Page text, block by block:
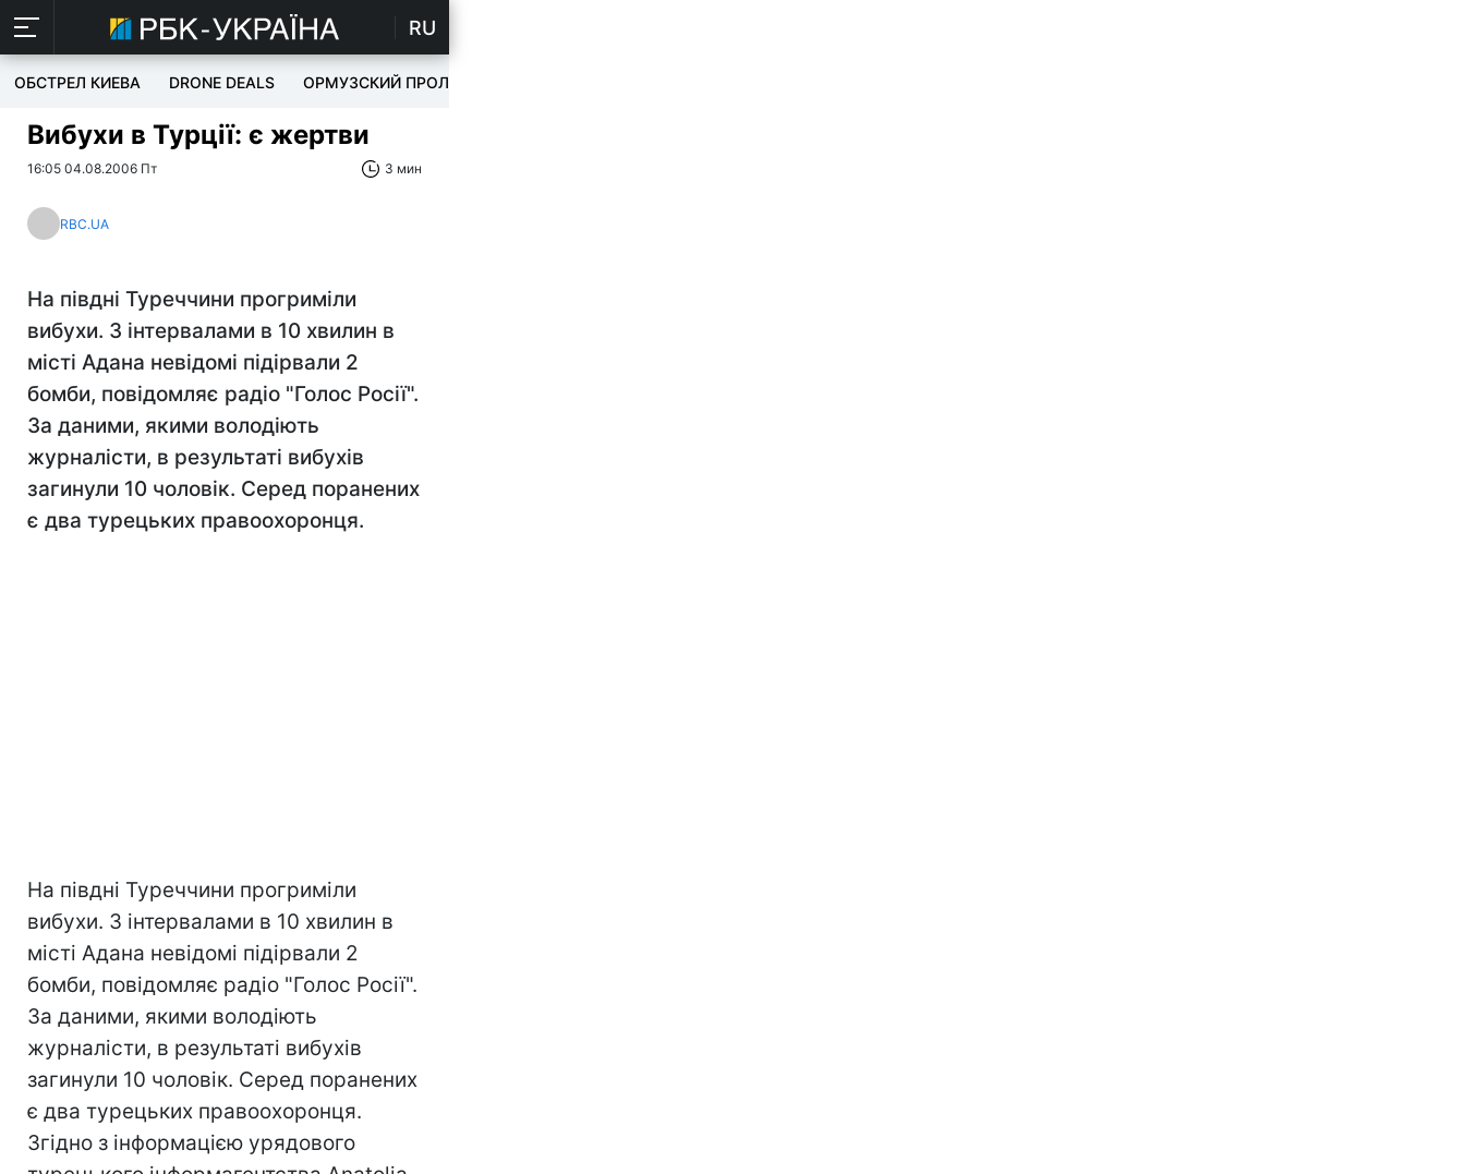
RU
ОБСТРЕЛ КИЕВА DRONE DEALS ОРМУЗСКИЙ ПРОЛИВ
Вибухи в Турції: є жертви
16:05 04.08.2006 Пт 3 мин
RBC.UA
На півдні Туреччини прогриміли
вибухи. З інтервалами в 10 хвилин в
місті Адана невідомі підірвали 2
бомби, повідомляє радіо "Голос Росії".
За даними, якими володіють
журналісти, в результаті вибухів
загинули 10 чоловік. Серед поранених
є два турецьких правоохоронця.
На півдні Туреччини прогриміли
вибухи. З інтервалами в 10 хвилин в
місті Адана невідомі підірвали 2
бомби, повідомляє радіо "Голос Росії".
За даними, якими володіють
журналісти, в результаті вибухів
загинули 10 чоловік. Серед поранених
є два турецьких правоохоронця.
Згідно з інформацією урядового